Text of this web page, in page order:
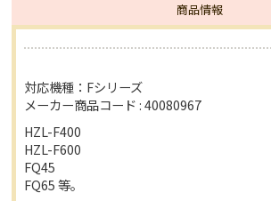
商品情報
対応機種：Fシリーズ
メーカー商品コード : 40080967
HZL-F400
HZL-F600
FQ45
FQ65 等。